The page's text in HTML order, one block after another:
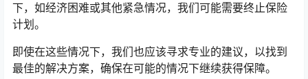
下，如经济困难或其他紧急情况，我们可能需要终止保险
计划。
即使在这些情况下，我们也应该寻求专业的建议，以找到
最佳的解决方案，确保在可能的情况下继续获得保障。